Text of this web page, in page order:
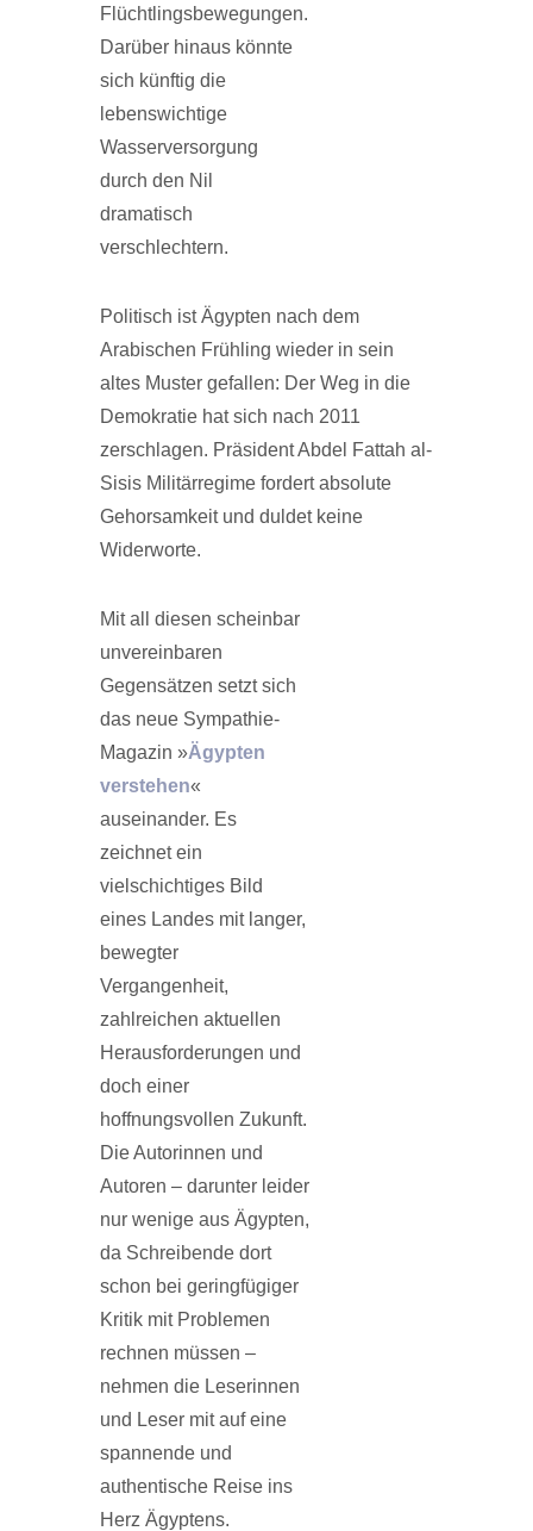
Flüchtlingsbewegungen.
Darüber hinaus könnte
sich künftig die
lebenswichtige
Wasserversorgung
durch den Nil
dramatisch
verschlechtern.
Politisch ist Ägypten nach dem
Arabischen Frühling wieder in sein
altes Muster gefallen: Der Weg in die
Demokratie hat sich nach 2011
zerschlagen. Präsident Abdel Fattah al-
Sisis Militärregime fordert absolute
Gehorsamkeit und duldet keine
Widerworte.
Mit all diesen scheinbar
unvereinbaren
Gegensätzen setzt sich
das neue Sympathie-
Magazin »Ägypten
verstehen«
auseinander. Es
zeichnet ein
vielschichtiges Bild
eines Landes mit langer,
bewegter
Vergangenheit,
zahlreichen aktuellen
Herausforderungen und
doch einer
hoffnungsvollen Zukunft.
Die Autorinnen und
Autoren – darunter leider
nur wenige aus Ägypten,
da Schreibende dort
schon bei geringfügiger
Kritik mit Problemen
rechnen müssen –
nehmen die Leserinnen
und Leser mit auf eine
spannende und
authentische Reise ins
Herz Ägyptens.